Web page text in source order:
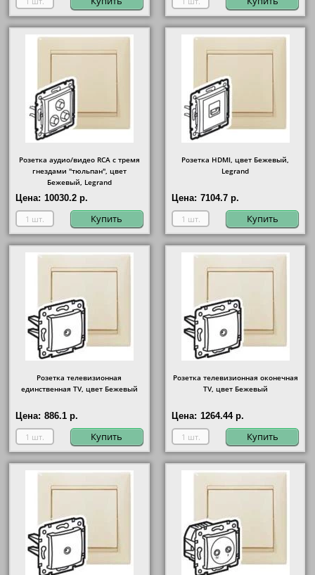
Розетка аудио/видео RCA с тремя
гнездами "тюльпан", цвет
Бежевый, Legrand
Цена: 10030.2 р.
Купить
Розетка HDMI, цвет Бежевый,
Legrand
Цена: 7104.7 р.
Купить
Розетка телевизионная
единственная ТV, цвет Бежевый
Цена: 886.1 р.
Купить
Розетка телевизионная оконечная
ТV, цвет Бежевый
Цена: 1264.44 р.
Купить